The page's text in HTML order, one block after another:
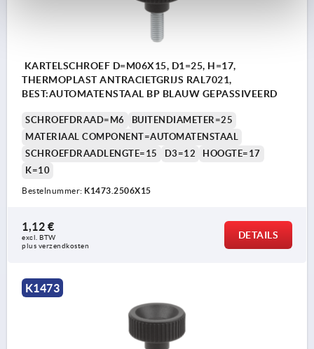
KARTELSCHROEF D=M06X15, D1=25, H=17,
THERMOPLAST ANTRACIETGRIJS RAL7021,
BEST:AUTOMATENSTAAL BP BLAUW GEPASSIVEERD
SCHROEFDRAAD=M6
BUITENDIAMETER=25
MATERIAAL COMPONENT=AUTOMATENSTAAL
SCHROEFDRAADLENGTE=15
D3=12
HOOGTE=17
K=10
Bestelnummer: K1473.2506X15
1,12 €
excl. BTW
plus verzendkosten
DETAILS
K1473